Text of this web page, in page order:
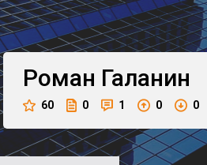
Роман Галанин
60 0 1 0 0